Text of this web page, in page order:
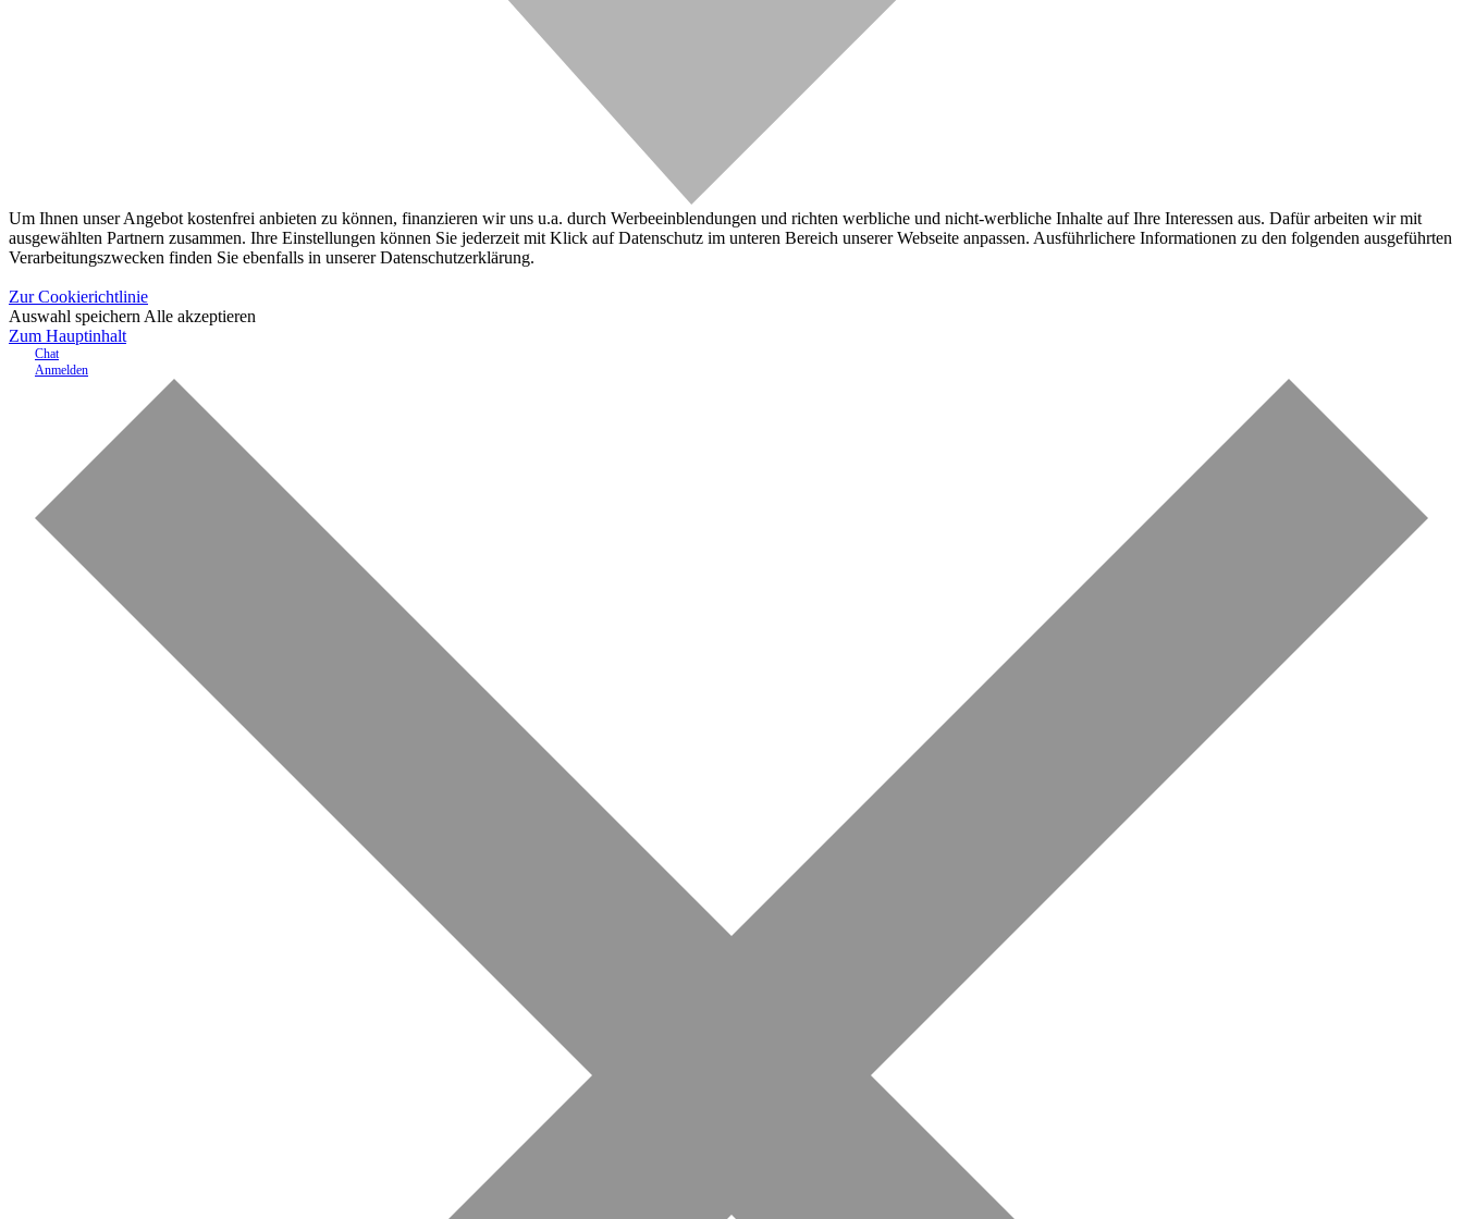
Um Ihnen unser Angebot kostenfrei anbieten zu können, finanzieren wir uns u.a. durch Werbeeinblendungen und richten werbliche und nicht-werbliche Inhalte auf Ihre Interessen aus. Dafür arbeiten wir mit
ausgewählten Partnern zusammen. Ihre Einstellungen können Sie jederzeit mit Klick auf Datenschutz im unteren Bereich unserer Webseite anpassen. Ausführlichere Informationen zu den folgenden ausgeführten
Verarbeitungszwecken finden Sie ebenfalls in unserer Datenschutzerklärung.
Zur Cookierichtlinie
Auswahl speichern Alle akzeptieren
Zum Hauptinhalt
Chat
Anmelden